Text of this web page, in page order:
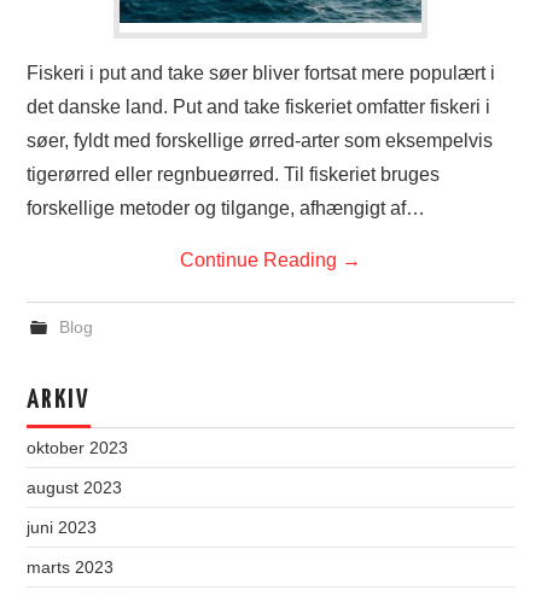
Fiskeri i put and take søer bliver fortsat mere populært i
det danske land. Put and take fiskeriet omfatter fiskeri i
søer, fyldt med forskellige ørred-arter som eksempelvis
tigerørred eller regnbueørred. Til fiskeriet bruges
forskellige metoder og tilgange, afhængigt af…
Continue Reading →
Blog
ARKIV
oktober 2023
august 2023
juni 2023
marts 2023